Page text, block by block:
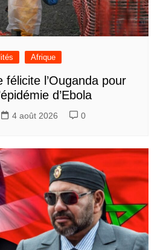
Afrique
félicite l’Ouganda pour
d’Ebola
4 août 2026 0